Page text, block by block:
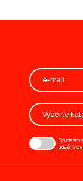
Vyberte
Souhlasím
údajů. Více